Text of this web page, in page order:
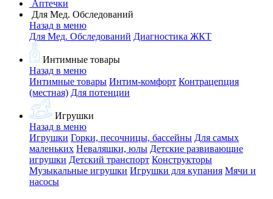
Аптечки
Для Мед. Обследований
Назад в меню
Для Мед. Обследований Диагностика ЖКТ
Интимные товары
Назад в меню
Интимные товары Интим-комфорт Контрацепция
(местная) Для потенции
Игрушки
Назад в меню
Игрушки Горки, песочницы, бассейны Для самых
маленьких Неваляшки, юлы Детские развивающие
игрушки Детский транспорт Конструкторы
Музыкальные игрушки Игрушки для купания Мячи и
насосы